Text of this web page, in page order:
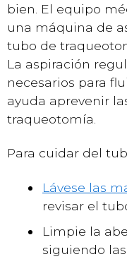
bien. El equipo
una máquina de
tubo de
La aspiración
necesarios para
ayuda aprevenir
traqueotomía.
Para cuidar del
Lávese las
revisar el
Limpie la
siguiendo